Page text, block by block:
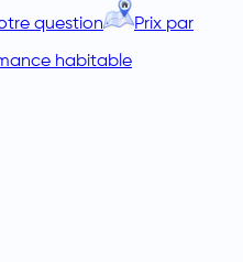
question Prix par
habitable